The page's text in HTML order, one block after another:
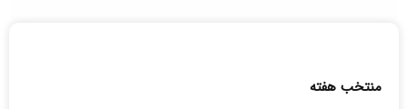
منتخب هفته